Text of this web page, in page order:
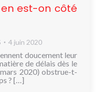
est-on côté
4 juin 2020
doucement leur
de délais dès le
2020) obstrue-t-
? […]